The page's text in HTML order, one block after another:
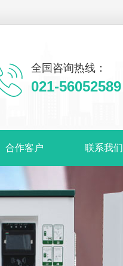
全国咨询热线：
021-56052589
合作客户 联系我们